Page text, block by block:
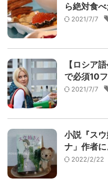
ら絶対食
2021/7/7
【ロシア
で必須10
2021/7/7
小説『ス
ナ」作者
2022/2/22